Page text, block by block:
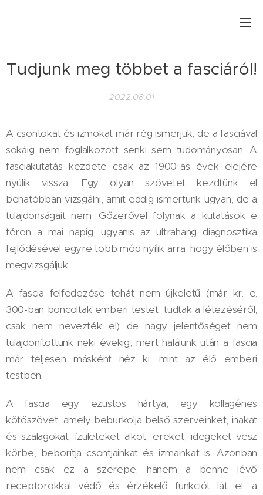
Tudjunk meg többet a fasciáról!
2022.08.01
A csontokat és izmokat már rég ismerjük, de a fasciával
sokáig nem foglalkozott senki sem tudományosan. A
fasciakutatás kezdete csak az 1900-as évek elejére
nyúlik vissza. Egy olyan szövetet kezdtünk el
behatóbban vizsgálni, amit eddig ismertünk ugyan, de a
tulajdonságait nem. Gőzerővel folynak a kutatások e
téren a mai napig, ugyanis az ultrahang diagnosztika
fejlődésével egyre több mód nyílik arra, hogy élőben is
megvizsgáljuk.
A fascia felfedezése tehát nem újkeletű (már kr. e.
300-ban boncoltak emberi testet, tudtak a létezéséről,
csak nem nevezték el) de nagy jelentőséget nem
tulajdonítottunk neki évekig, mert halálunk után a fascia
már teljesen másként néz ki, mint az élő emberi
testben.
A fascia egy ezüstös hártya, egy kollagénes
kötőszövet, amely beburkolja belső szerveinket, inakat
és szalagokat, ízületeket alkot, ereket, idegeket vesz
körbe, beborítja csontjainkat és izmainkat is. Azonban
nem csak ez a szerepe, hanem a benne lévő
receptorokkal védő és érzékelő funkciót lát el, a